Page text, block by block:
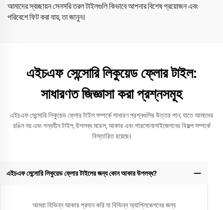
আমাদের স্বচ্ছায়ন সেনসরি তরল টাইলগুলি কিভাবে আপনার বিশেষ প্রয়োজন এবং
পরিবেশে ফিট করা যায়, তা জানুন।
এইচএফ সেন্সোরি লিকুয়েড ফ্লোর টাইল:
সাধারণত জিজ্ঞাসা করা প্রশ্নসমূহ
এইচএফ সেন্সোরি লিকুয়েড ফ্লোর টাইল সম্পর্কে সাধারণ প্রশ্নগুলির উত্তর পান, যাতে আমাদের
রঙিন নয় এবং গন্ধহীন টাইল, উপলব্ধ মডেল, আকার এবং পারসোনালাইজেশনের বিকল্প সম্পর্কে
বিস্তারিত রয়েছে।
এইচএফ সেন্সোরি লিকুয়েড ফ্লোর টাইলের জন্য কোন আকার উপলব্ধ?
আমরা বিভিন্ন আকার প্রদান করি যা বিভিন্ন অ্যাপ্লিকেশনের জন্য